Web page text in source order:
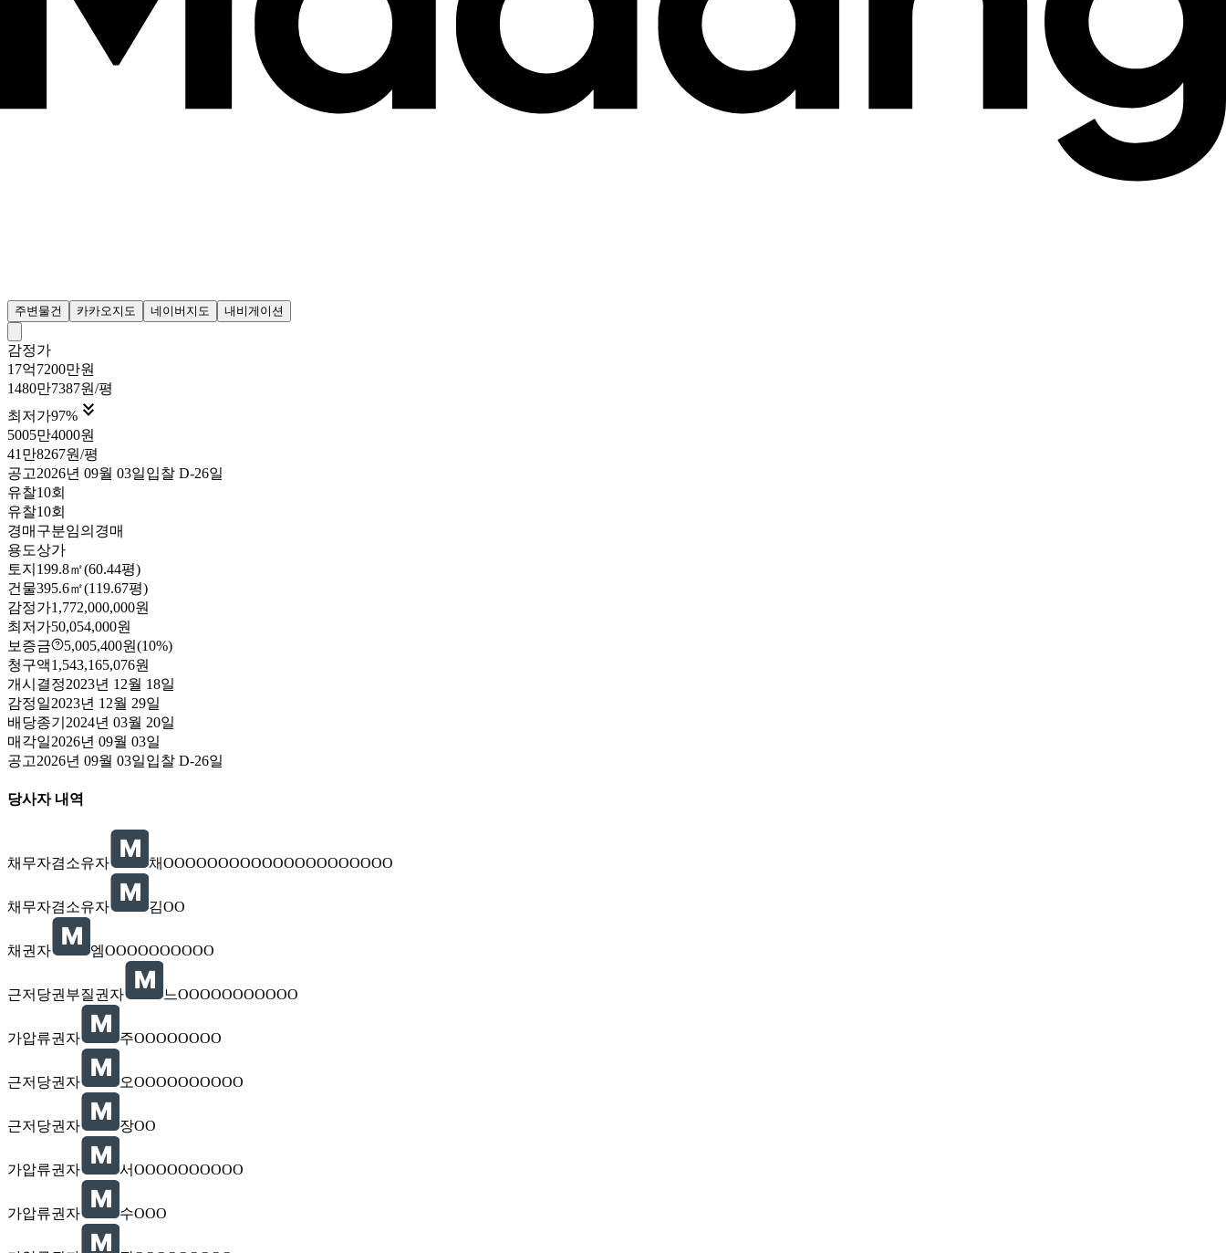
주변물건 카카오지도 네이버지도 내비게이션
감정가
17억7200만원
1480만7387원/평
최저가97% 
5005만4000원
41만8267원/평
공고2026년 09월 03일입찰 D-26일
유찰10회
유찰10회
경매구분임의경매
용도상가
토지 199.8㎡(60.44평)
건물395.6㎡(119.67평)
감정가1,772,000,000원
최저가50,054,000원
보증금
5,005,400원(10%)
청구액1,543,165,076원
개시결정2023년 12월 18일
감정일2023년 12월 29일
배당종기 2024년 03월 20일
매각일2026년 09월 03일
공고2026년 09월 03일입찰 D-26일
당사자 내역
채무자겸소유자 채OOOOOOOOOOOOOOOOOOOOO
채무자겸소유자 김OO
채권자 엠OOOOOOOOOO
근저당권부질권자 느OOOOOOOOOOO
가압류권자 주OOOOOOOO
근저당권자 오OOOOOOOOOO
근저당권자 장OO
가압류권자 서OOOOOOOOOO
가압류권자 수OOO